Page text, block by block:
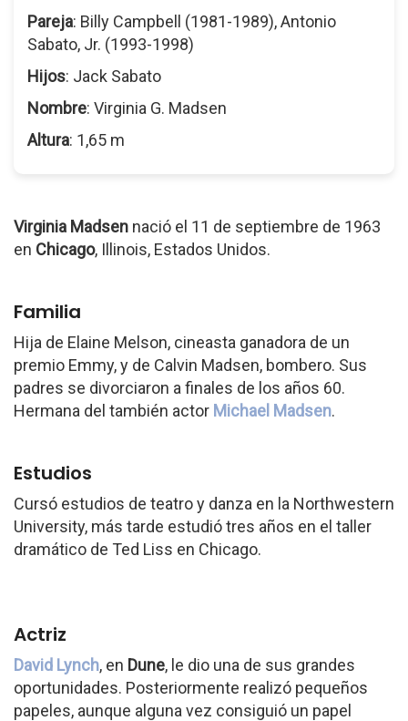
Pareja: Billy Campbell (1981-1989), Antonio
Sabato, Jr. (1993-1998)
Hijos: Jack Sabato
Nombre: Virginia G. Madsen
Altura: 1,65 m
Virginia Madsen nació el 11 de septiembre de 1963
en Chicago, Illinois, Estados Unidos.
Familia
Hija de Elaine Melson, cineasta ganadora de un
premio Emmy, y de Calvin Madsen, bombero. Sus
padres se divorciaron a finales de los años 60.
Hermana del también actor Michael Madsen.
Estudios
Cursó estudios de teatro y danza en la Northwestern
University, más tarde estudió tres años en el taller
dramático de Ted Liss en Chicago.
Actriz
David Lynch, en Dune, le dio una de sus grandes
oportunidades. Posteriormente realizó pequeños
papeles, aunque alguna vez consiguió un papel